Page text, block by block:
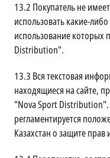
13.2 Покупатель не
использовать какие-
использование
Distribution".
13.3 Вся текстовая
находящиеся на сайте,
"Nova Sport
регламентируется
Казахстан о защите прав